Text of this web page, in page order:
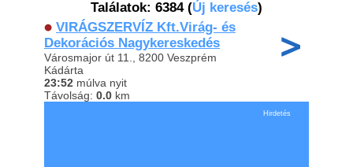
Találatok: 6384(Új keresés)
VIRÁGSZERVÍZ Kft.Virág- és
Dekorációs Nagykereskedés
Városmajor út 11., 8200 Veszprém
Kádárta
23:52 múlva nyit
Távolság: 0.0 km
Hirdetés